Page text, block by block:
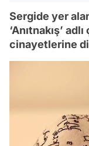
Sergide yer
‘Anıtnakış’
cinayetlerine